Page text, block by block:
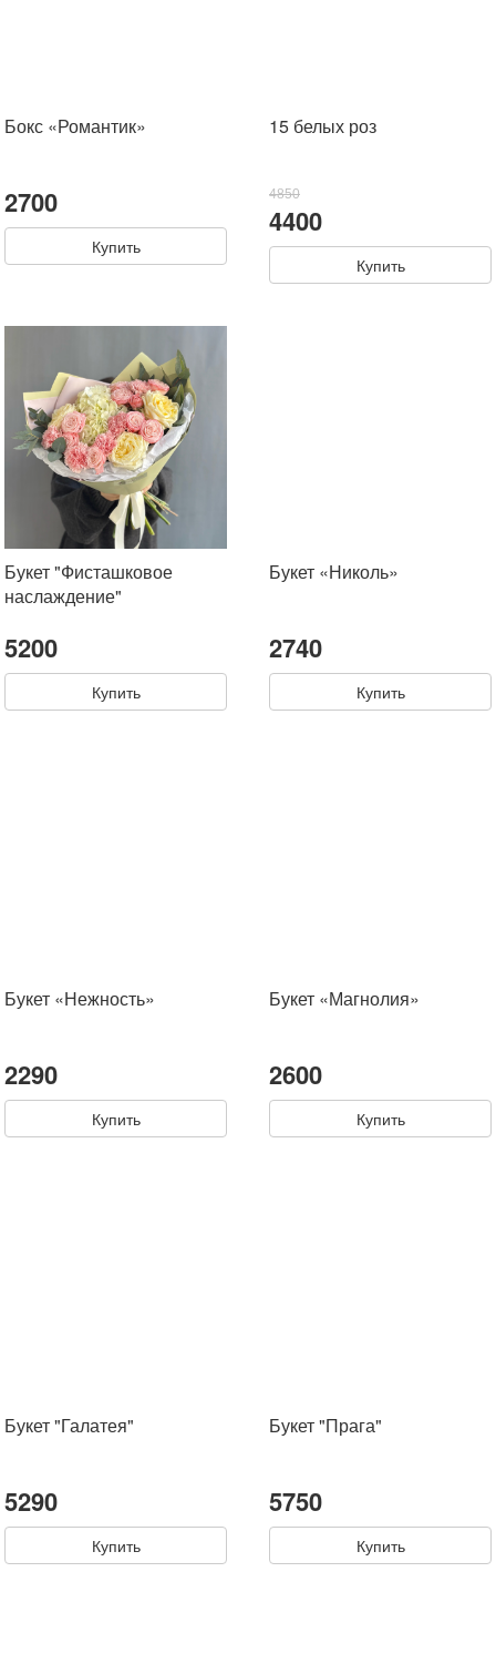
Бокс «Романтик»
2700
Купить
15 белых роз
4850
4400
Купить
Букет "Фисташковое
наслаждение"
5200
Купить
Букет «Николь»
2740
Купить
Букет «Нежность»
2290
Купить
Букет «Магнолия»
2600
Купить
Букет "Галатея"
5290
Купить
Букет "Прага"
5750
Купить